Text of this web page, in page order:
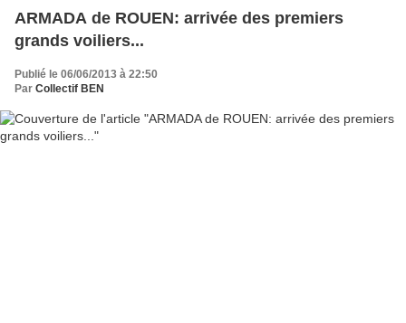
ARMADA de ROUEN: arrivée des premiers
grands voiliers...
Publié le 06/06/2013 à 22:50
Par Collectif BEN